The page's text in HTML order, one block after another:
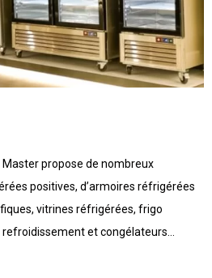
propose de nombreux
positives, d’armoires réfrigérées
vitrines réfrigérées, frigo
et congélateurs…